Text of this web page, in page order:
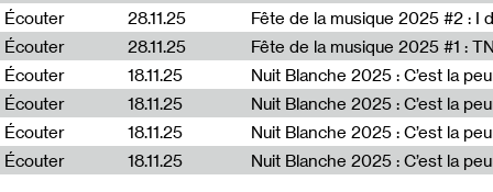
En relation
Natalia Páez
Walking from
Nuuu* pour
Conversation
Écouter
28.11.25
Fête de la musique 2025 #2 : I
Écouter
28.11.25
Fête de la musique 2025 #1 :
Écouter
18.11.25
Écouter
18.11.25
Nuit Blanche 2025 : C’est la
Écouter
18.11.25
Écouter
18.11.25 Nuit Blanche 2025 : C’est la